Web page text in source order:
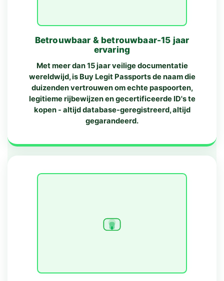
Betrouwbaar & betrouwbaar-15 jaar
ervaring
Met meer dan 15 jaar veilige documentatie
wereldwijd, is Buy Legit Passports de naam die
duizenden vertrouwen om echte paspoorten,
legitieme rijbewijzen en gecertificeerde ID's te
kopen - altijd database-geregistreerd, altijd
gegarandeerd.